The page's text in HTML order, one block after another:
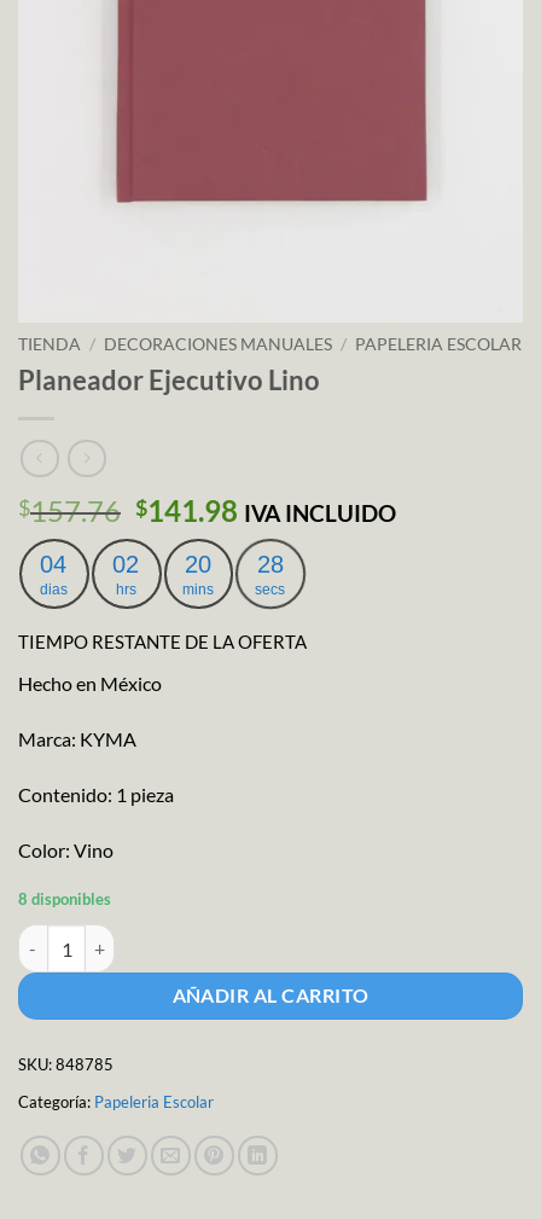
TIENDA / DECORACIONES MANUALES / PAPELERIA ESCOLAR
Planeador Ejecutivo Lino
$157.76 El
precio
original
era:
$141.98 El
precio
actual
es:
IVA INCLUIDO
04
dias
02
hrs
20
mins
27
secs
TIEMPO RESTANTE DE LA OFERTA
Hecho en México
Marca: KYMA
Contenido: 1 pieza
Color: Vino
8 disponibles
Planeador Ejecutivo Lino cantidad
AÑADIR AL CARRITO
SKU:848785
Categoría: Papeleria Escolar